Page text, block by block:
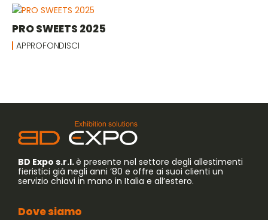
PRO SWEETS 2025
APPROFONDISCI
BD Expo s.r.l.è presente nel settore degli allestimenti
fieristici già negli anni ’80 e offre ai suoi clienti un
servizio chiavi in mano in Italia e all’estero.
Dove siamo